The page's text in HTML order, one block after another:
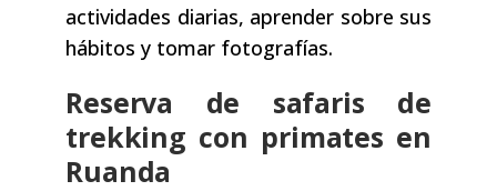
actividades diarias, aprender sobre sus
hábitos y tomar fotografías.
Reserva de safaris de
trekking con primates en
Ruanda